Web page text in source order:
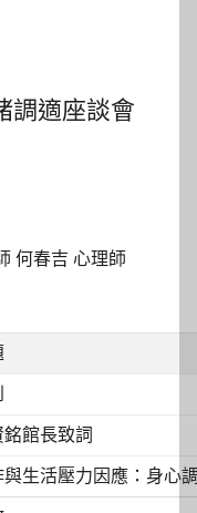
調適座談會
何春吉 心理師
館長致詞
與生活壓力因應：身心